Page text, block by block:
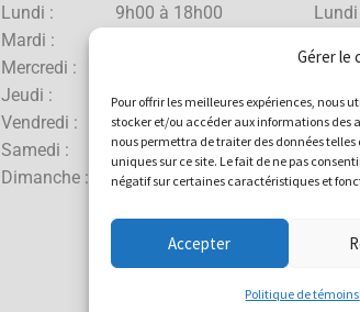
Gérer le
Pour offrir les meilleures expériences, nous
stocker et/ou accéder aux informations des
nous permettra de traiter des données
uniques sur ce site. Le fait de ne pas
négatif sur certaines caractéristiques et
Accepter
Politique de témoins
Lundi : 9h00 à 18h00
Mardi : 9h00 à 18h00
Mercredi : 9h00 à 18h00
Jeudi : 9h00 à 21h00
Vendredi : 9h00 à 21h00
Samedi : 9h00 à 18h00
Dimanche : 10h00 à 17h00